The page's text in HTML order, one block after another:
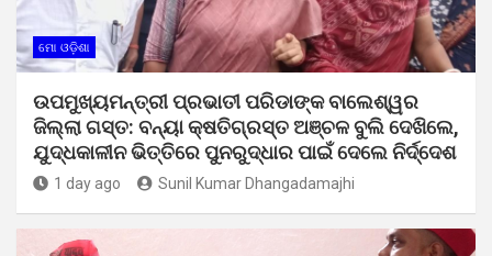
ମୋ ଓଡ଼ିଶା
ଉପମୁଖ୍ୟମନ୍ତ୍ରୀ ପ୍ରଭାତୀ ପରିଡାଙ୍କ ବାଲେଶ୍ୱର
ଜିଲ୍ଲା ଗସ୍ତ: ବନ୍ୟା କ୍ଷତିଗ୍ରସ୍ତ ଅଞ୍ଚଳ ବୁଲି ଦେଖିଲେ,
ଯୁଦ୍ଧକାଳୀନ ଭିତ୍ତିରେ ପୁନରୁଦ୍ଧାର ପାଇଁ ଦେଲେ ନିର୍ଦ୍ଦେଶ
1 day ago Sunil Kumar Dhangadamajhi